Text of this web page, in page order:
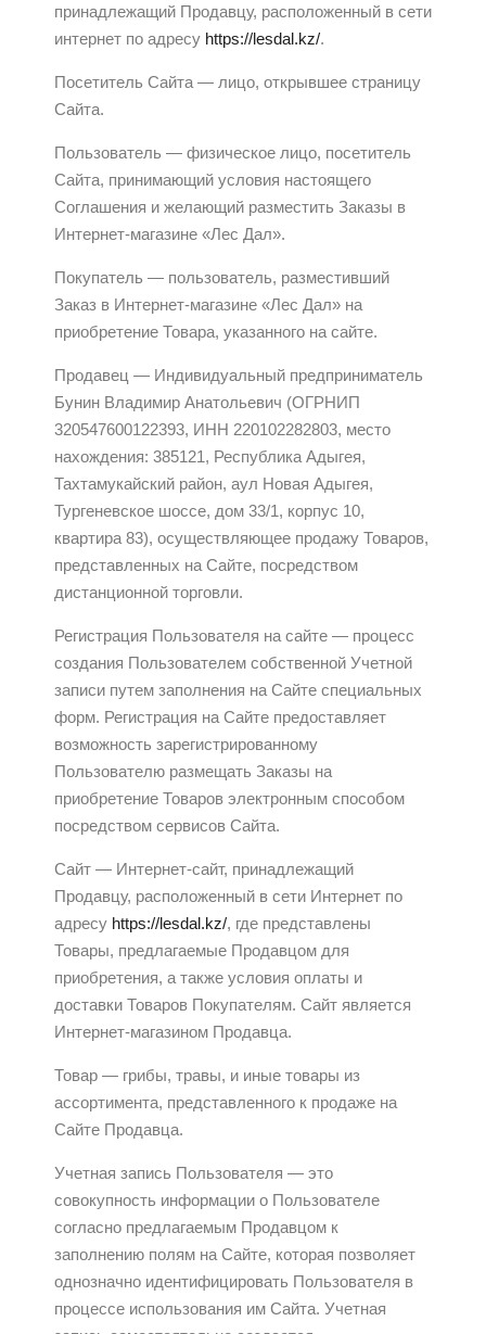
принадлежащий Продавцу, расположенный в сети
интернет по адресу https://lesdal.kz/.
Посетитель Сайта — лицо, открывшее страницу
Сайта.
Пользователь — физическое лицо, посетитель
Сайта, принимающий условия настоящего
Соглашения и желающий разместить Заказы в
Интернет-магазине «Лес Дал».
Покупатель — пользователь, разместивший
Заказ в Интернет-магазине «Лес Дал» на
приобретение Товара, указанного на сайте.
Продавец — Индивидуальный предприниматель
Бунин Владимир Анатольевич (ОГРНИП
320547600122393, ИНН 220102282803, место
нахождения: 385121, Республика Адыгея,
Тахтамукайский район, аул Новая Адыгея,
Тургеневское шоссе, дом 33/1, корпус 10,
квартира 83), осуществляющее продажу Товаров,
представленных на Сайте, посредством
дистанционной торговли.
Регистрация Пользователя на сайте — процесс
создания Пользователем собственной Учетной
записи путем заполнения на Сайте специальных
форм. Регистрация на Сайте предоставляет
возможность зарегистрированному
Пользователю размещать Заказы на
приобретение Товаров электронным способом
посредством сервисов Сайта.
Сайт — Интернет-сайт, принадлежащий
Продавцу, расположенный в сети Интернет по
адресу https://lesdal.kz/, где представлены
Товары, предлагаемые Продавцом для
приобретения, а также условия оплаты и
доставки Товаров Покупателям. Сайт является
Интернет-магазином Продавца.
Товар — грибы, травы, и иные товары из
ассортимента, представленного к продаже на
Сайте Продавца.
Учетная запись Пользователя — это
совокупность информации о Пользователе
согласно предлагаемым Продавцом к
заполнению полям на Сайте, которая позволяет
однозначно идентифицировать Пользователя в
процессе использования им Сайта. Учетная